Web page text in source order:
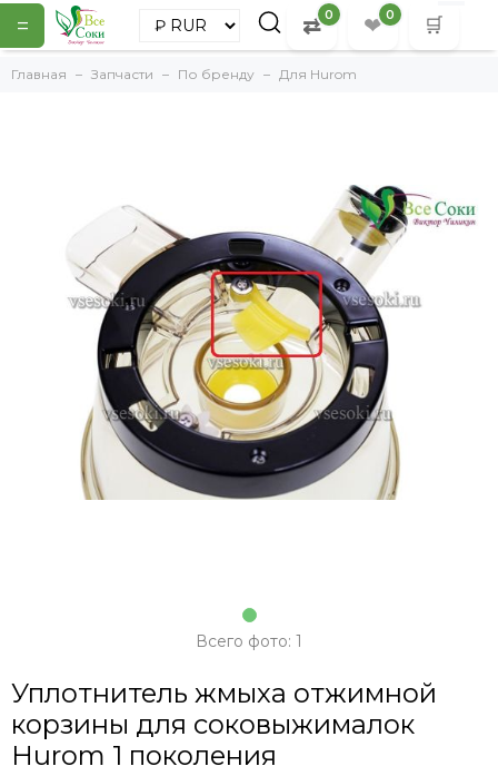
= ⇄ 0 ❤ 0 🛒
Главная Запчасти По бренду Для Hurom
Всего фото: 1
Уплотнитель жмыха отжимной
корзины для соковыжималок
Hurom 1 поколения